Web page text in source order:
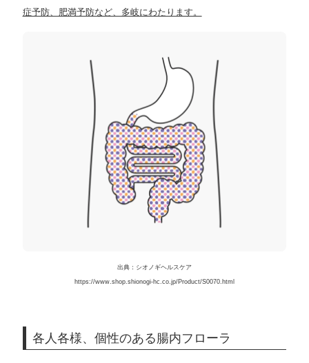
症予防、肥満予防など、多岐にわたります。
出典：シオノギヘルスケア
https://www.shop.shionogi-hc.co.jp/Product/S0070.html
各人各様、個性のある腸内フローラ